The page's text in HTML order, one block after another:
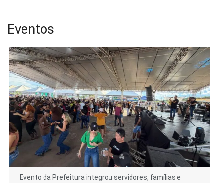
Eventos
Evento da Prefeitura integrou servidores, famílias e